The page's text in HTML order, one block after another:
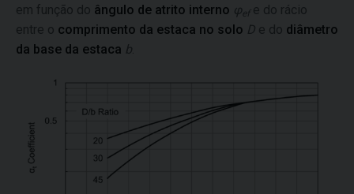
em função do ângulo de atrito interno φef e do rácio
entre o comprimento da estaca no solo D e do diâmetro
da base da estaca b